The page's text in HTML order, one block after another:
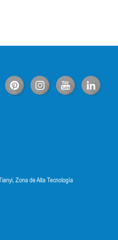
Zona de Alta Tecnología